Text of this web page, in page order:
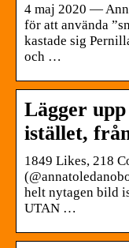
4 maj 2020 —
för att använda
kastade sig
och …
Lägger
istället,
1849 Likes, 218
helt nytagen bild
UTAN …